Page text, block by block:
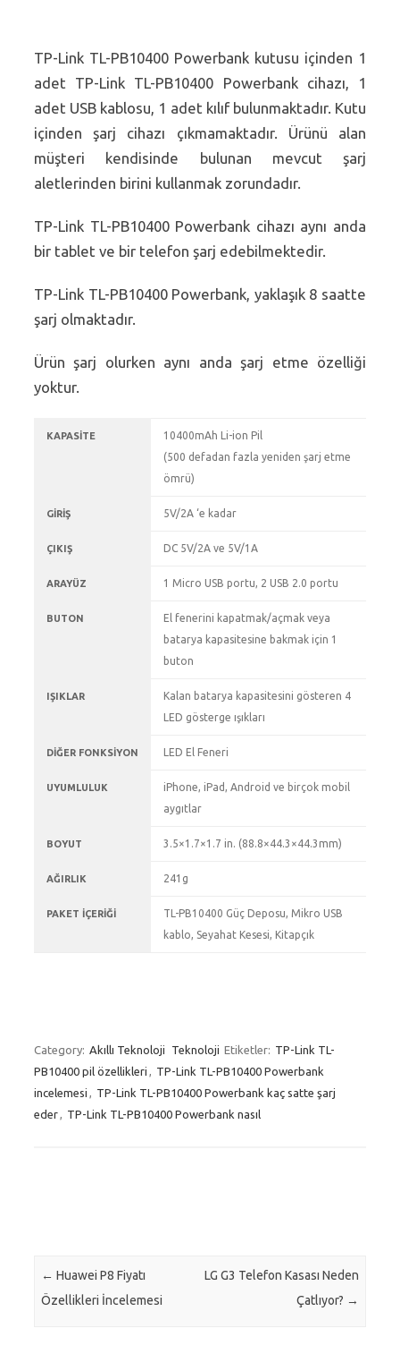
TP-Link TL-PB10400 Powerbank kutusu içinden 1
adet TP-Link TL-PB10400 Powerbank cihazı, 1
adet USB kablosu, 1 adet kılıf bulunmaktadır. Kutu
içinden şarj cihazı çıkmamaktadır. Ürünü alan
müşteri kendisinde bulunan mevcut şarj
aletlerinden birini kullanmak zorundadır.
TP-Link TL-PB10400 Powerbank cihazı aynı anda
bir tablet ve bir telefon şarj edebilmektedir.
TP-Link TL-PB10400 Powerbank, yaklaşık 8 saatte
şarj olmaktadır.
Ürün şarj olurken aynı anda şarj etme özelliği
yoktur.
KAPASITE
10400mAh Li-ion Pil
(500 defadan fazla yeniden şarj etme
ömrü)
GIRIŞ 5V/2A ‘e kadar
ÇIKIŞ DC 5V/2A ve 5V/1A
ARAYÜZ 1 Micro USB portu, 2 USB 2.0 portu
BUTON
El fenerini kapatmak/açmak veya
batarya kapasitesine bakmak için 1
buton
IŞIKLAR
Kalan batarya kapasitesini gösteren 4
LED gösterge ışıkları
DIĞER FONKSIYON LED El Feneri
UYUMLULUK
iPhone, iPad, Android ve birçok mobil
aygıtlar
BOYUT 3.5×1.7×1.7 in. (88.8×44.3×44.3mm)
AĞIRLIK 241g
PAKET İÇERIĞI
TL-PB10400 Güç Deposu, Mikro USB
kablo, Seyahat Kesesi, Kitapçık
Category: Akıllı Teknoloji Teknoloji Etiketler: TP-Link TL-
PB10400 pil özellikleri , TP-Link TL-PB10400 Powerbank
incelemesi , TP-Link TL-PB10400 Powerbank kaç satte şarj
eder, TP-Link TL-PB10400 Powerbank nasıl
Post navigation
← Huawei P8 Fiyatı
Özellikleri İncelemesi
LG G3 Telefon Kasası Neden
Çatlıyor? →